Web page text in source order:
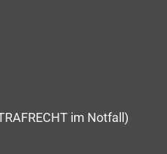
im Notfall)